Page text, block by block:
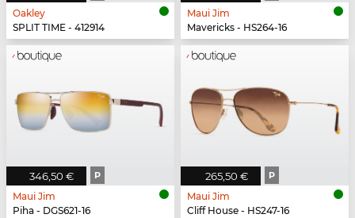
Oakley
SPLIT TIME - 412914
Maui Jim
Mavericks - HS264-16
346,50 € P
Maui Jim
Piha - DGS621-16
265,50 € P
Maui Jim
Cliff House - HS247-16